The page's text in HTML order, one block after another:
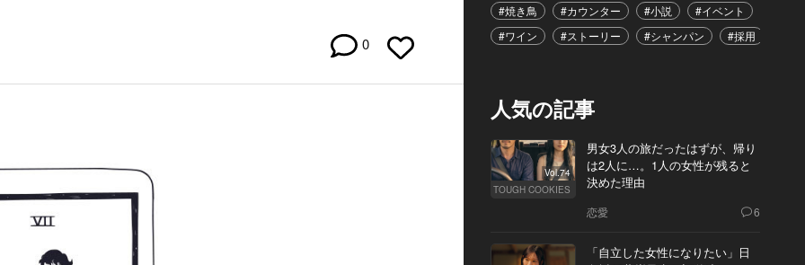
0
#焼き鳥 #カウンター #小説 #イベント
#ワイン
#ストーリー #シャンパン #採用
人気の記事
Vol.74
TOUGH COOKIES
男女3人の旅だったはずが、帰り
は2人に…。1人の女性が残ると
決めた理由
恋愛 6
「自立した女性になりたい」日